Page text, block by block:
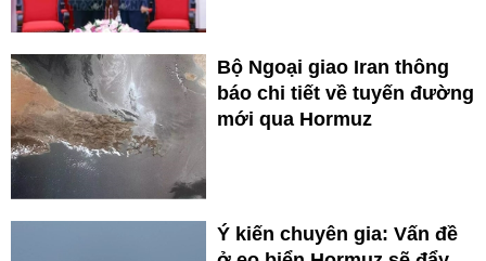
Bộ Ngoại giao Iran thông
báo chi tiết về tuyến đường
mới qua Hormuz
Ý kiến chuyên gia: Vấn đề